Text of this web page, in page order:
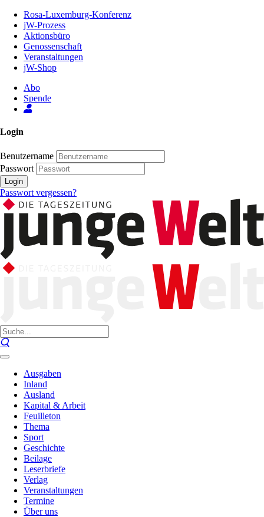
Inhalt
Seite
Rosa-Luxemburg-Konferenz
jW-Prozess
Aktionsbüro
Genossenschaft
Veranstaltungen
jW-Shop
Abo
Spende
Login
Benutzername
Passwort
Login
Passwort vergessen?
Ausgaben
Inland
Ausland
Kapital & Arbeit
Feuilleton
Thema
Sport
Geschichte
Beilage
Leserbriefe
Verlag
Veranstaltungen
Termine
Über uns